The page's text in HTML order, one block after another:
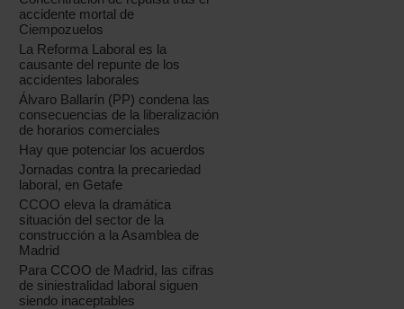
accidente mortal de
Ciempozuelos
La Reforma Laboral es la
causante del repunte de los
accidentes laborales
Álvaro Ballarín (PP) condena las
consecuencias de la liberalización
de horarios comerciales
Hay que potenciar los acuerdos
Jornadas contra la precariedad
laboral, en Getafe
CCOO eleva la dramática
situación del sector de la
construcción a la Asamblea de
Madrid
Para CCOO de Madrid, las cifras
de siniestralidad laboral siguen
siendo inaceptables